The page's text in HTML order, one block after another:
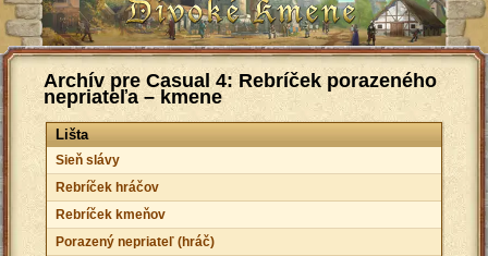
Archív pre Casual 4: Rebríček porazeného
nepriateľa – kmene
Lišta
Sieň slávy
Rebríček hráčov
Rebríček kmeňov
Porazený nepriateľ (hráč)